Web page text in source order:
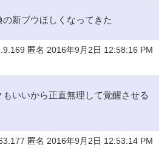
新ブウほしくなってきた
匿名 2016年9月2日 12:58:16 PM
いいから正直無理して覚醒させる
匿名 2016年9月2日 12:53:14 PM